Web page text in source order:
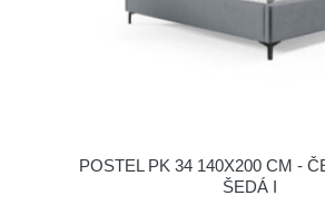
POSTEL PK 34 140X200 CM -
ŠEDÁ I